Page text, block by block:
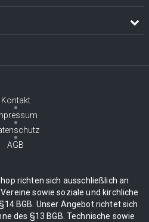
Kontakt
AGB
richten sich ausschließlich an
sowie soziale und kirchliche
BGB. Unser Angebot richtet sich
des §13 BGB. Technische sowie